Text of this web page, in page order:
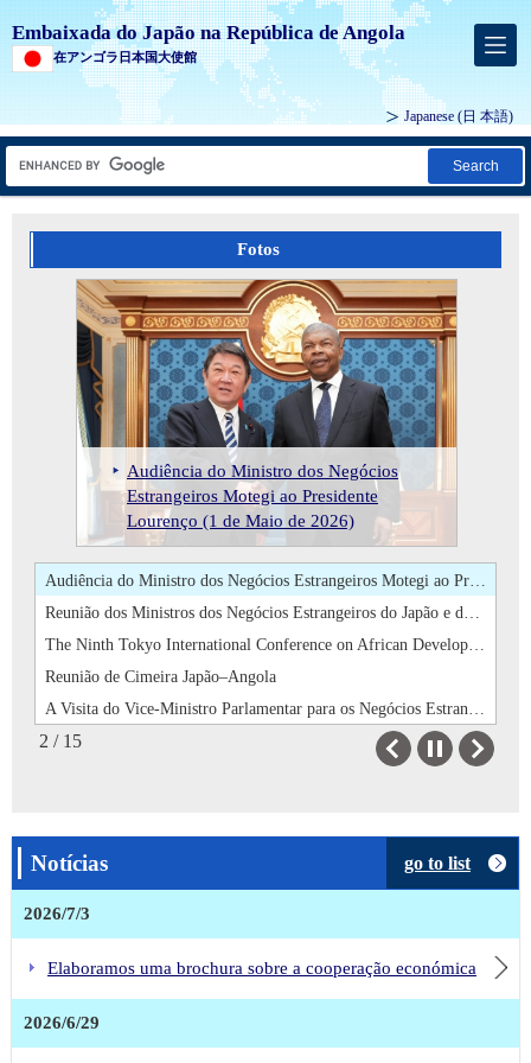
Embaixada do Japão na República de Angola
在アンゴラ日本国大使館
Japanese (日 本語)
Search
Fotos
Por ocasião dos 50 anos das relações
diplomáticas entre o Japão e Angola,
atualizámos a página "Marcos
importantes das relações bilaterais".
Audiência do Ministro dos Negócios
Estrangeiros Motegi ao Presidente
Lourenço (1 de Maio de 2026)
Reunião dos Ministros dos Negócios
Estrangeiros do Japão e de Angola e
Almoço de Trabalho (1 de Maio de
2026)
The Ninth Tokyo International
Conference on African Development
(TICAD 9)
Reunião de Cimeira Japão–Angola
A Visita do Vice-Ministro Parlamentar
para os Negócios Estrangeiros, Sr.
Onishi a Angola
Assinatura por Troca de Notas do
Projecto para a Melhoria da
Infraestrutura Agrícola Sustentável
Assinatura por Troca de Notas
relativa à Assistência Financeira Não-
Reembolsável do Japão para o
“Projecto de Desenvolvimento da
Rede de Transmissão de Televisão
Digital Terrestre”
Assinatura e Troca de Notas relativas
ao Empréstimo Yen do Japão para o
“Projecto de Reforço dos Sistemas de
Transmissão na Região Sul”
Visita do Senhor YAMAGIWA
Daishiro à República de Angola
como Enviado Especial do Primeiro-
Ministro
Entrada em vigor do Acordo de
Investimento entre Japão e Angola
Reunião bilateral ministerial entre o
Japão e Angola
Visita do Presidente João Lourenço
ao Japão
Japão doa aproximadamente USD
287.001 para ajuda humanitária em
Angola
Assinatura do Acordo de
Investimento Japão-Angola
Reunião bilateral ministerial entre o Japão e Angola
Visita do Presidente João Lourenço ao Japão
Assinatura do Acordo de Investimento Japão-Angola
Reunião de Cimeira Japão–Angola
Assinatura por Troca de Notas do Projecto para a Melhoria da Infraestrutura Agrícola Sustentável
Assinatura por Troca de Notas relativa à Assistência Financeira Não-Reembolsável do Japão para o “Projecto de Desenvolvimento da Rede de Transmissão de Televisão Digital Terrestre”
Visita do Senhor YAMAGIWA Daishiro à República de Angola como Enviado Especial do Primeiro-Ministro
Entrada em vigor do Acordo de Investimento entre Japão e Angola
Japão doa aproximadamente USD 287.001 para ajuda humanitária em Angola
Assinatura do Acordo de Investimento Japão-Angola
2 / 15 Previous Next
Notícias go to list
2026/7/3
Elaboramos uma brochura sobre a cooperação económica
2026/6/29